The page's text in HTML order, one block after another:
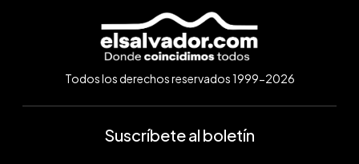
Todos los derechos reservados 1999-2026
Suscríbete al boletín